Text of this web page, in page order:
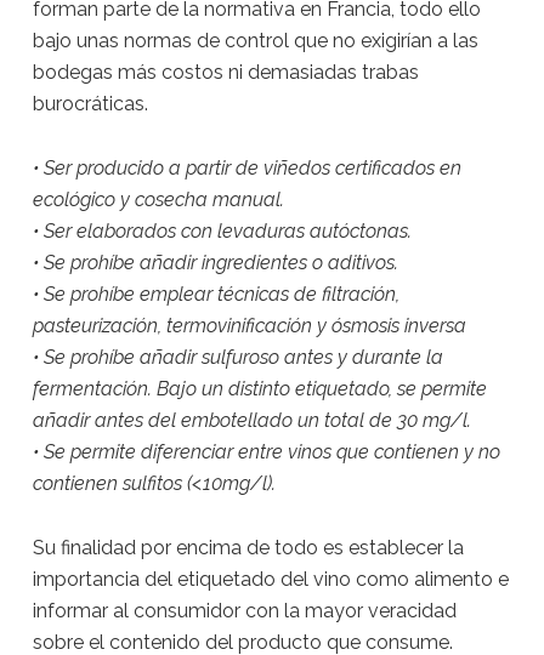
forman parte de la normativa en Francia, todo ello
bajo unas normas de control que no exigirían a las
bodegas más costos ni demasiadas trabas
burocráticas.
• Ser producido a partir de viñedos certificados en
ecológico y cosecha manual.
• Ser elaborados con levaduras autóctonas.
• Se prohíbe añadir ingredientes o aditivos.
• Se prohíbe emplear técnicas de filtración,
pasteurización, termovinificación y ósmosis inversa
• Se prohíbe añadir sulfuroso antes y durante la
fermentación. Bajo un distinto etiquetado, se permite
añadir antes del embotellado un total de 30 mg/l.
• Se permite diferenciar entre vinos que contienen y no
contienen sulfitos (<10mg/l).
Su finalidad por encima de todo es establecer la
importancia del etiquetado del vino como alimento e
informar al consumidor con la mayor veracidad
sobre el contenido del producto que consume.